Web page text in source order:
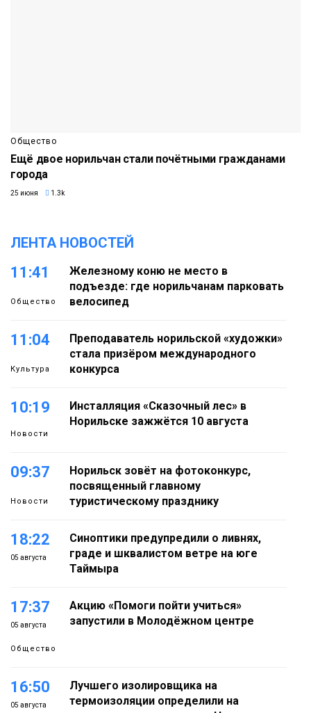
Общество
Ещё двое норильчан стали почётными гражданами
города
25 июня 1.3k
ЛЕНТА НОВОСТЕЙ
11:41
Общество
Железному коню не место в
подъезде: где норильчанам парковать
велосипед
11:04
Культура
Преподаватель норильской «художки»
стала призёром международного
конкурса
10:19
Новости
Инсталляция «Сказочный лес» в
Норильске зажжётся 10 августа
09:37
Новости
Норильск зовёт на фотоконкурс,
посвященный главному
туристическому празднику
18:22
05 августа
Синоптики предупредили о ливнях,
граде и шквалистом ветре на юге
Таймыра
17:37
05 августа
Общество
Акцию «Помоги пойти учиться»
запустили в Молодёжном центре
16:50
05 августа
Лучшего изолировщика на
термоизоляции определили на